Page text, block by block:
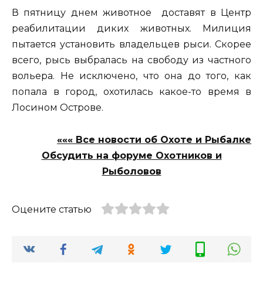
В пятницу днем животное доставят в Центр
реабилитации диких животных. Милиция
пытается установить владельцев рыси. Скорее
всего, рысь выбралась на свободу из частного
вольера. Не исключено, что она до того, как
попала в город, охотилась какое-то время в
Лосином Острове.
««« Все новости об Охоте и Рыбалке
Обсудить на форуме Охотников и
Рыболовов
Оцените статью